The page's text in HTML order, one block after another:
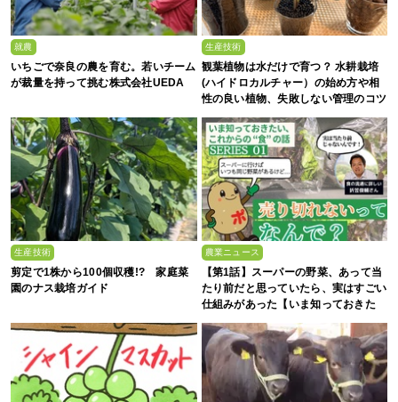
就農
いちごで奈良の農を育む。若いチーム
が裁量を持って挑む株式会社UEDA
生産技術
観葉植物は水だけで育つ？ 水耕栽培
(ハイドロカルチャー）の始め方や相
性の良い植物、失敗しない管理のコツ
生産技術
剪定で1株から100個収穫!? 家庭菜
園のナス栽培ガイド
農業ニュース
【第1話】スーパーの野菜、あって当
たり前だと思っていたら、実はすごい
仕組みがあった【いま知っておきた
い、これからの”食”の話】